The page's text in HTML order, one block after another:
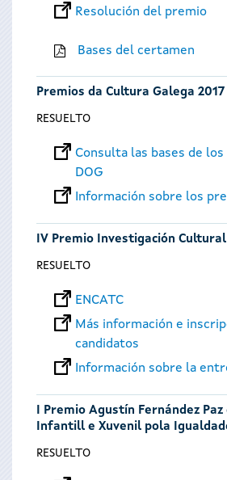
Resolución del premio
Bases del certamen
Premios da Cultura Galega 2017
RESUELTO
Consulta las bases de
DOG
Información sobre los
IV Premio Investigación Cultural
RESUELTO
ENCATC
Más información e
candidatos
Información sobre la
I Premio Agustín Fernández
Infantill e Xuvenil pola
RESUELTO